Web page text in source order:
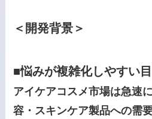
＜開発背景＞
■悩みが複雑化しやすい
アイケアコスメ市場は急速
容・スキンケア製品への需